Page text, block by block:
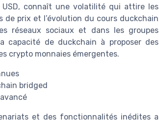
connaît une volatilité qui attire les
de prix et l’évolution du cours duckchain
réseaux sociaux et dans les groupes
capacité de duckchain à proposer des
crypto monnaies émergentes.
bridged
et des fonctionnalités inédites a